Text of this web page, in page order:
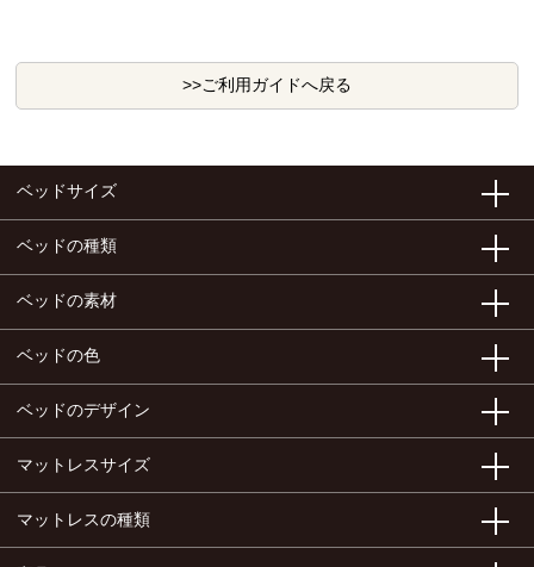
>>ご利用ガイドへ戻る
ベッドサイズ
ベッドの種類
ベッドの素材
ベッドの色
ベッドのデザイン
マットレスサイズ
マットレスの種類